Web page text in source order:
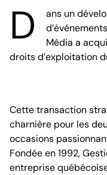
D
ans un
Média a
droits d’exploitation
Cette transaction
charnière pour les
occasions
Fondée en 1992,
entreprise